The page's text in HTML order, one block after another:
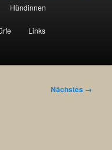
Hündinnen
Links
Nächstes →